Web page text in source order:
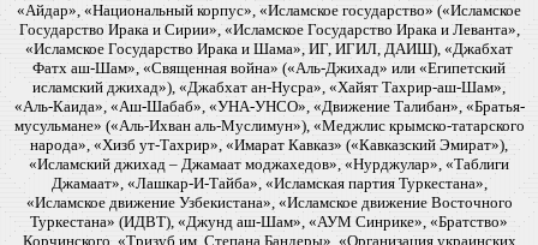
«Айдар», «Национальный корпус», «Исламское государство» («Исламское
Государство Ирака и Сирии», «Исламское Государство Ирака и Леванта»,
«Исламское Государство Ирака и Шама», ИГ, ИГИЛ, ДАИШ), «Джабхат
Фатх аш-Шам», «Священная война» («Аль-Джихад» или «Египетский
исламский джихад»), «Джабхат ан-Нусра», «Хайят Тахрир-аш-Шам»,
«Аль-Каида», «Аш-Шабаб», «УНА-УНСО», «Движение Талибан», «Братья-
мусульмане» («Аль-Ихван аль-Муслимун»), «Меджлис крымско-татарского
народа», «Хизб ут-Тахрир», «Имарат Кавказ» («Кавказский Эмират»),
«Исламский джихад – Джамаат моджахедов», «Нурджулар», «Таблиги
Джамаат», «Лашкар-И-Тайба», «Исламская партия Туркестана»,
«Исламское движение Узбекистана», «Исламское движение Восточного
Туркестана» (ИДВТ), «Джунд аш-Шам», «АУМ Синрике», «Братство»
Корчинского, «Тризуб им. Степана Бандеры», «Организация украинских